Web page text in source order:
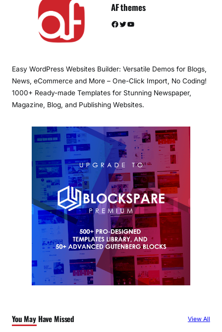
AF themes
Facebook Twitter YouTube
Easy WordPress Websites Builder: Versatile Demos for Blogs,
News, eCommerce and More – One-Click Import, No Coding!
1000+ Ready-made Templates for Stunning Newspaper,
Magazine, Blog, and Publishing Websites.
You May Have Missed View All